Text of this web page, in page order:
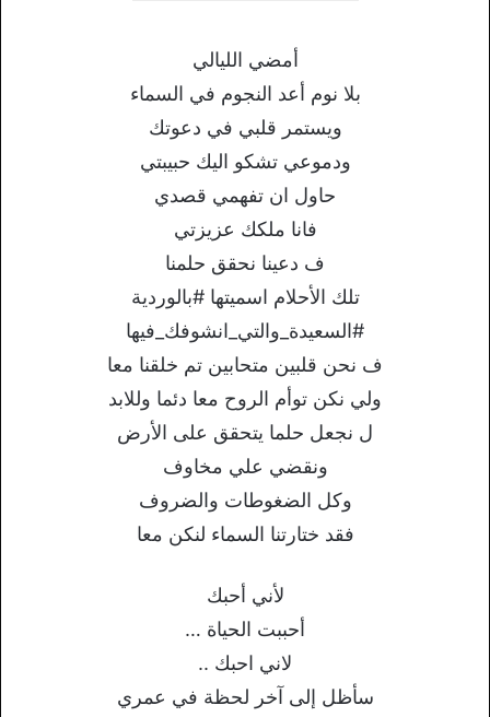
أمضي الليالي
بلا نوم أعد النجوم في السماء
ويستمر قلبي في دعوتك
ودموعي تشكو اليك حبيبتي
حاول ان تفهمي قصدي
فانا ملكك عزيزتي
ف دعينا نحقق حلمنا
تلك الأحلام اسميتها #بالوردية
#السعيدة_والتي_انشوفك_فيها
ف نحن قلبين متحابين تم خلقنا معا
ولي نكن توأم الروح معا دئما وللابد
ل نجعل حلما يتحقق على الأرض
ونقضي علي مخاوف
وكل الضغوطات والضروف
فقد ختارتنا السماء لنكن معا
لأني أحبك
أحببت الحياة …
لاني احبك ..
سأظل إلى آخر لحظة في عمري